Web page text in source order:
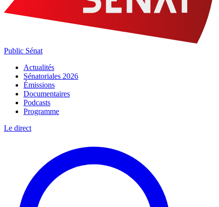
Public Sénat
Actualités
Sénatoriales 2026
Émissions
Documentaires
Podcasts
Programme
Le direct